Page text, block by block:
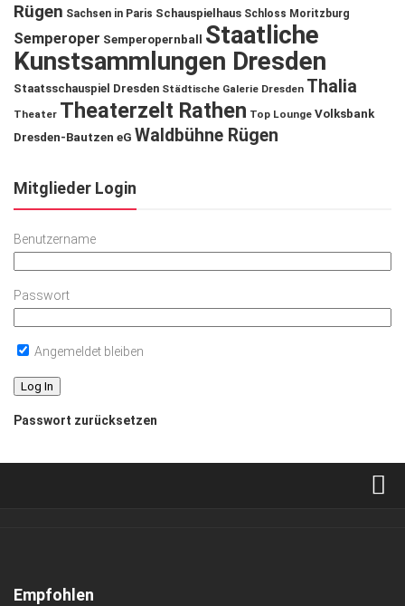
Rügen Sachsen in Paris Schauspielhaus Schloss Moritzburg
Semperoper Semperopernball
Staatliche
Kunstsammlungen Dresden
Staatsschauspiel Dresden Städtische Galerie Dresden Thalia
Theater Theaterzelt Rathen Top Lounge Volksbank
Dresden-Bautzen eG Waldbühne Rügen
Mitglieder Login
Benutzername
Passwort
Angemeldet bleiben
Passwort zurücksetzen
Kontakt, Impressum
Empfohlen